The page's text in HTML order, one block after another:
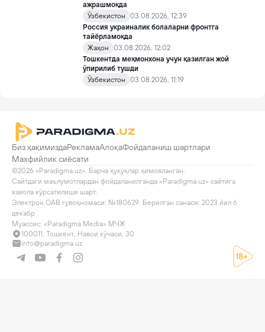
ажрашмоқда
Ўзбекистон
03.08.2026, 12:39
Россия украиналик болаларни фронтга
тайёрламоқда
Жаҳон
03.08.2026, 12:02
Тошкентда меҳмонхона учун қазилган жой
ўпирилиб тушди
Ўзбекистон
03.08.2026, 11:19
Биз ҳақимиздаРекламаАлоқаФойдаланиш шартлари
Махфийлик сиёсати
©2026 «Paradigma.uz». Барча ҳуқуқлар ҳимояланган.
Сайтдаги маълумотлардан фойдаланилганда «Paradigma.uz» сайтига
хавола кўрсатилиши шарт.
Электрон ОАВ гувоҳномаси: №180629. Берилган санаси: 2023 йил 6
декабр
Муассис: «Paradigma Media» МЧЖ
100011, Тошкент, Навои кўчаси, 30
info@paradigma.uz